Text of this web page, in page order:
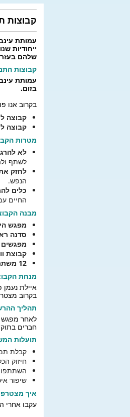
קבוצות
עמותת
ייחודיות
שלהם
קבוצות
עמותת
בזום.
בקרוב אנו
קבוצה
קבוצה
מטרות
לא
לשתף
לחזק
הנפש.
כלים
החיים
מבנה
מפגש
סדנה
מפגשים
קבוצת
12 משתתפות בסדנה
מנחת
איילת
בקרוב
תהליך
לאחר מפגש
חברים
תועלות
קבלת
חיזוק
שיפור
איך
עקבו אחרי